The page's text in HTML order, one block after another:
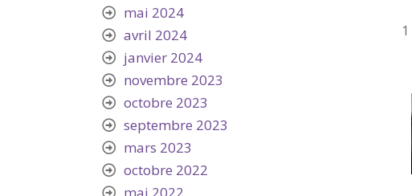
mai 2024
avril 2024
janvier 2024
novembre 2023
octobre 2023
septembre 2023
mars 2023
octobre 2022
mai 2022